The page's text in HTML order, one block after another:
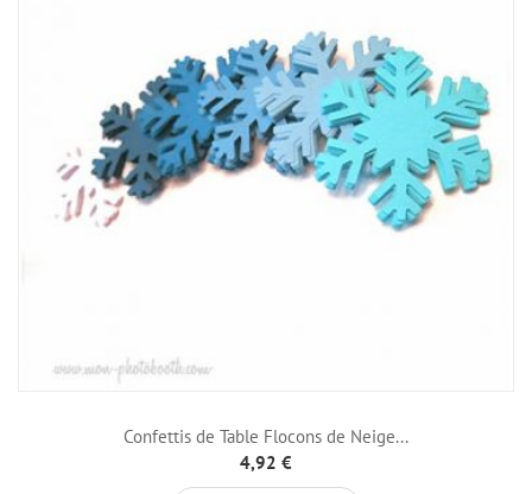
Confettis de Table Flocons de Neige...
4,92 €